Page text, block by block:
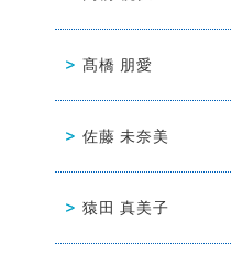
髙橋 朋愛
佐藤 未奈美
猿田 真美子